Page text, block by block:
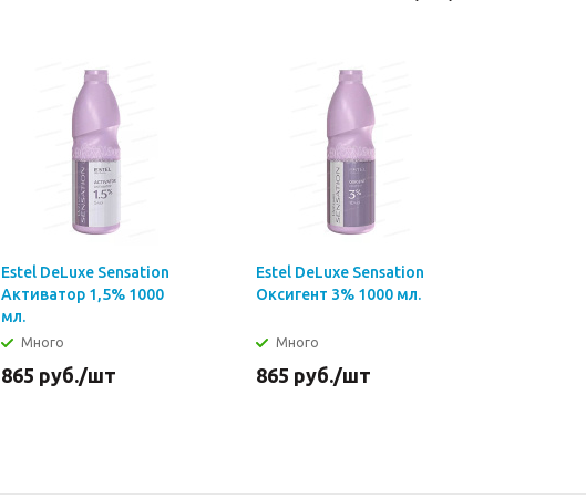
Estel DeLuxe Sensation
Активатор 1,5% 1000
мл.
Много
865 руб./шт
Estel DeLuxe Sensation
Оксигент 3% 1000 мл.
Много
865 руб./шт